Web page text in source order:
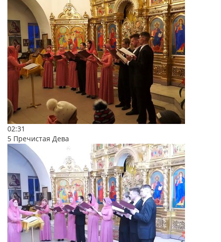
02:31
5 Пречистая Дева